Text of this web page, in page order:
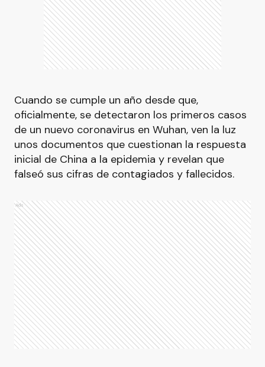
Cuando se cumple un año desde que,
oficialmente, se detectaron los primeros casos
de un nuevo coronavirus en Wuhan, ven la luz
unos documentos que cuestionan la respuesta
inicial de China a la epidemia y revelan que
falseó sus cifras de contagiados y fallecidos.
Ads